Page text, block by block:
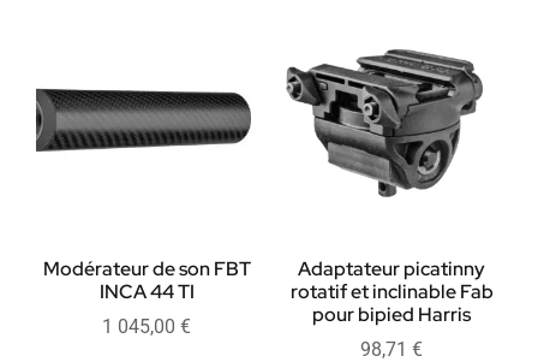
Modérateur de son FBT
INCA 44 TI
1 045,00 €
Adaptateur picatinny
rotatif et inclinable Fab
pour bipied Harris
98,71 €